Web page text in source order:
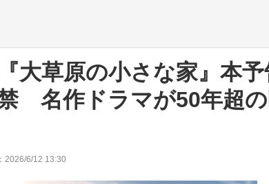
大草原の小さな家』本
名作ドラマが50年超
2026/6/12 13:30